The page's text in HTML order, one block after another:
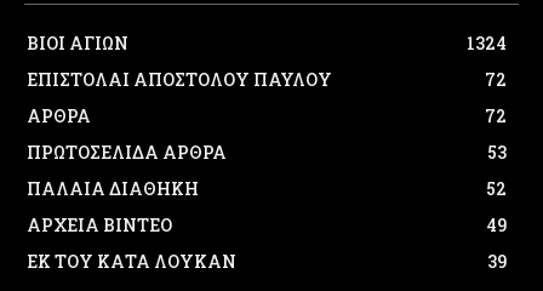
ΒΙΟΙ ΑΓΙΩΝ
1324
ΕΠΙΣΤΟΛΑΙ ΑΠΟΣΤΟΛΟΥ ΠΑΥΛΟΥ
72
ΑΡΘΡΑ
72
ΠΡΩΤΟΣΕΛΙΔΑ ΑΡΘΡΑ
53
ΠΑΛΑΙΑ ΔΙΑΘΗΚΗ
52
ΑΡΧΕΙΑ ΒΙΝΤΕΟ
49
ΕΚ ΤΟΥ ΚΑΤΑ ΛΟΥΚΑΝ
39